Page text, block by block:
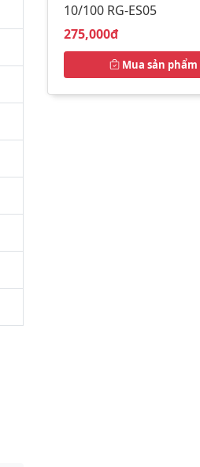
10/100 RG-ES05
Giá bán:
275,000đ
Mua sản phẩm